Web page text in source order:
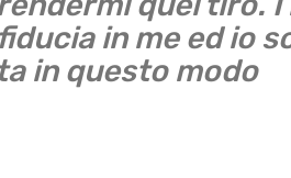
in me ed io
in questo modo